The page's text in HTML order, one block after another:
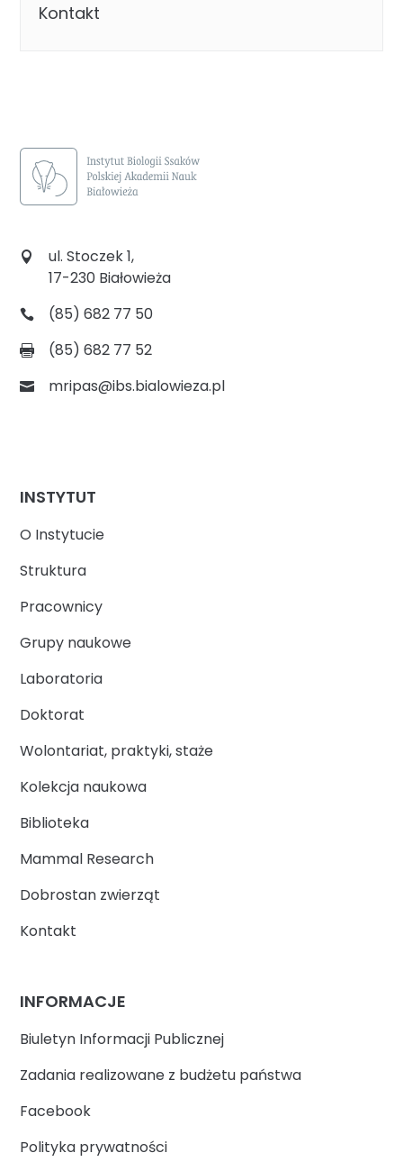
Kontakt
ul. Stoczek 1,
17-230 Białowieża
(85) 682 77 50
(85) 682 77 52
mripas@ibs.bialowieza.pl
INSTYTUT
O Instytucie
Struktura
Pracownicy
Grupy naukowe
Laboratoria
Doktorat
Wolontariat, praktyki, staże
Kolekcja naukowa
Biblioteka
Mammal Research
Dobrostan zwierząt
Kontakt
INFORMACJE
Biuletyn Informacji Publicznej
Zadania realizowane z budżetu państwa
Facebook
Polityka prywatności